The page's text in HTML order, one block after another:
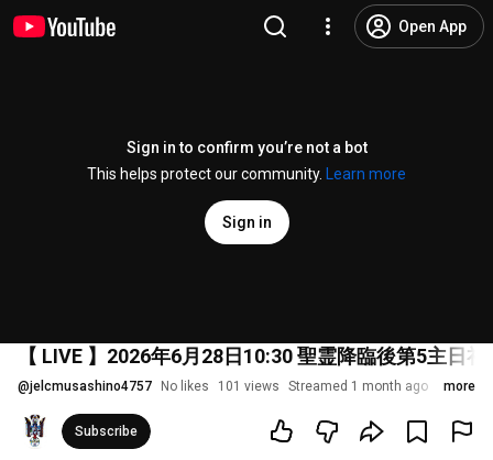
Open App
Sign in to confirm you’re not a bot
This helps protect our community.
Learn more
Sign in
【 LIVE 】2026年6月28日10:30 聖霊降臨後第5主
@jelcmusashino4757 No likes 101 views Streamed 1 month ago more
Subscribe